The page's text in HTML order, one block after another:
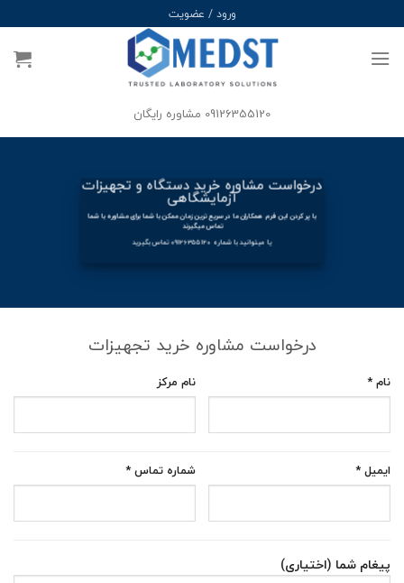
to
content
ورود / عضویت
09126355120 مشاوره رایگان
درخواست مشاوره خرید دستگاه و تجهیزات
آزمایشگاهی
با پر کردن این فرم همکاران ما در سریع ترین زمان ممکن با شما برای مشاوره با شما
تماس میگیرند
یا میتوانید با شماره 09126355120تماس بگیرید
درخواست مشاوره خرید تجهیزات
نام * نام مرکز
ایمیل * شماره تماس *
پیغام شما (اختیاری)